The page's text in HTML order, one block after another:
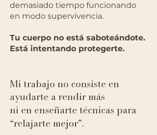
demasiado tiempo funcionando
en modo supervivencia.
Tu cuerpo no está saboteándote.
Está intentando protegerte.
Mi trabajo no consiste en
ayudarte a rendir más
ni en enseñarte técnicas para
“relajarte mejor”.